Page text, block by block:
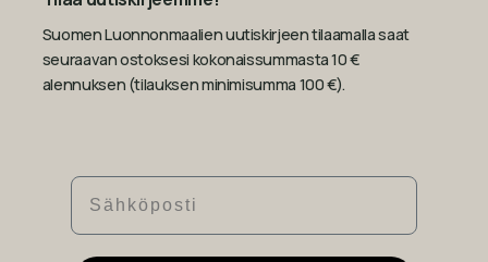
Suomen Luonnonmaalien uutiskirjeen tilaamalla saat
seuraavan ostoksesi kokonaissummasta 10 €
alennuksen (tilauksen minimisumma 100 €).
Sähköposti